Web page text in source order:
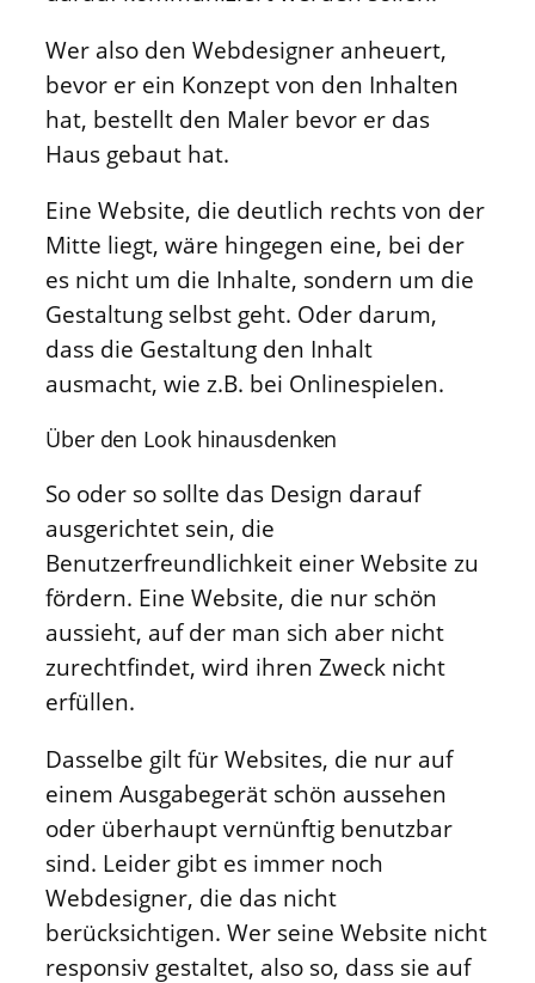
Wer also den Webdesigner anheuert,
bevor er ein Konzept von den Inhalten
hat, bestellt den Maler bevor er das
Haus gebaut hat.
Eine Website, die deutlich rechts von der
Mitte liegt, wäre hingegen eine, bei der
es nicht um die Inhalte, sondern um die
Gestaltung selbst geht. Oder darum,
dass die Gestaltung den Inhalt
ausmacht, wie z.B. bei Onlinespielen.
Über den Look hinausdenken
So oder so sollte das Design darauf
ausgerichtet sein, die
Benutzerfreundlichkeit einer Website zu
fördern. Eine Website, die nur schön
aussieht, auf der man sich aber nicht
zurechtfindet, wird ihren Zweck nicht
erfüllen.
Dasselbe gilt für Websites, die nur auf
einem Ausgabegerät schön aussehen
oder überhaupt vernünftig benutzbar
sind. Leider gibt es immer noch
Webdesigner, die das nicht
berücksichtigen. Wer seine Website nicht
responsiv gestaltet, also so, dass sie auf